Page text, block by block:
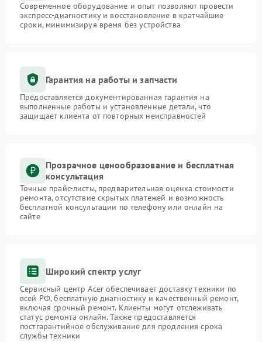
Современное оборудование и опыт позволяют провести
экспресс-диагностику и восстановление в кратчайшие
сроки, минимизируя время без устройства
Гарантия на работы и запчасти
Предоставляется документированная гарантия на
выполненные работы и установленные детали, что
защищает клиента от повторных неисправностей
Прозрачное ценообразование и бесплатная
консультация
Точные прайс-листы, предварительная оценка стоимости
ремонта, отсутствие скрытых платежей и возможность
бесплатной консультации по телефону или онлайн на
сайте
Широкий спектр услуг
Сервисный центр Acer обеспечивает доставку техники по
всей РФ, бесплатную диагностику и качественный ремонт,
включая срочный ремонт. Клиенты могут отслеживать
статус ремонта онлайн. Также предоставляется
постгарантийное обслуживание для продления срока
службы техники